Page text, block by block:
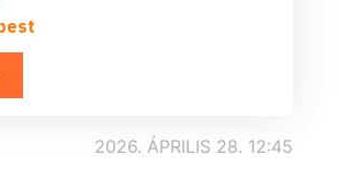
2026. ÁPRILIS 28. 12:45